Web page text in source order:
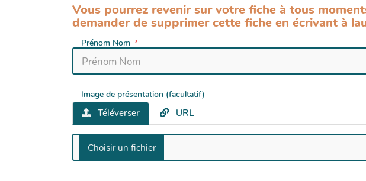
Vous pourrez revenir sur votre fiche à tous
demander de supprimer cette fiche en écrivant à
Prénom Nom
Image de présentation (facultatif)
Téléverser URL